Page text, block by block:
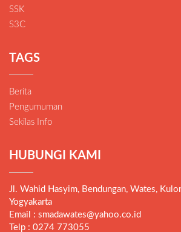
SSK
S3C
TAGS
Berita
Pengumuman
Sekilas Info
HUBUNGI KAMI
Jl. Wahid Hasyim, Bendungan, Wates,
Yogyakarta
Email : smadawates@yahoo.co.id
Telp : 0274 773055